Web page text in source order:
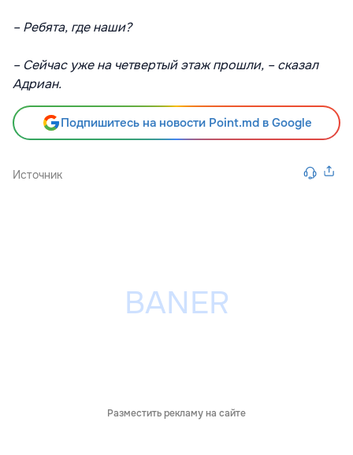
– Ребята, где наши?
– Сейчас уже на четвертый этаж прошли, – сказал
Адриан.
Подпишитесь на новости Point.md в Google
Источник
Разместить рекламу на сайте